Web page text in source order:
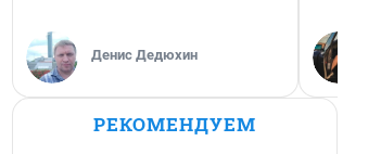
Денис Дедюхин
РЕКОМЕНДУЕМ